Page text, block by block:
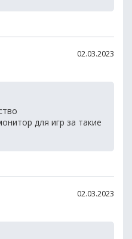
02.03.2023
для игр за такие
02.03.2023